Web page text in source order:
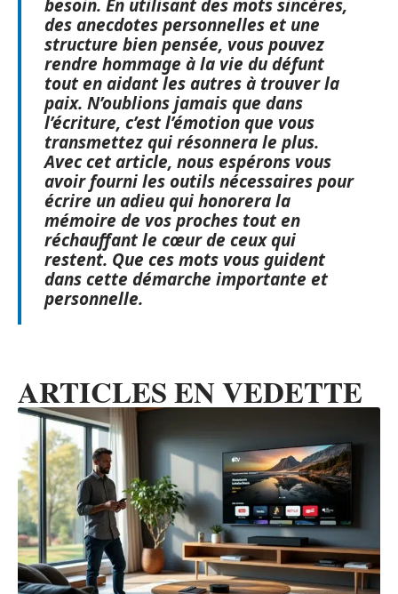
besoin. En utilisant desmots sincères,
des anecdotes personnelles et une
structure bien pensée, vous pouvez
rendre hommage à la vie dudéfunt
tout en aidant les autres à trouver la
paix. N’oublions jamais que dans
l’écriture, c’est l’émotion que vous
transmettez qui résonnera le plus.
Avec cet article, nous espérons vous
avoir fourni les outils nécessaires pour
écrire unadieuqui honorera la
mémoire de vos proches tout en
réchauffant le cœurde ceux qui
restent. Que ces mots vous guident
dans cette démarche importante et
personnelle.
ARTICLES EN VEDETTE